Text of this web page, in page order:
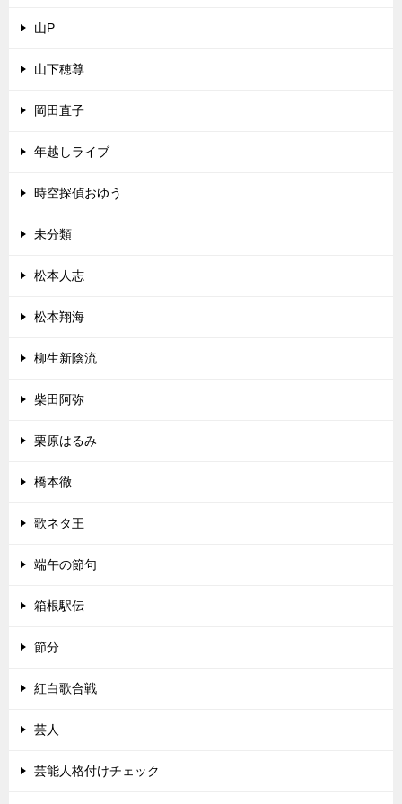
山P
山下穂尊
岡田直子
年越しライブ
時空探偵おゆう
未分類
松本人志
松本翔海
柳生新陰流
柴田阿弥
栗原はるみ
橋本徹
歌ネタ王
端午の節句
箱根駅伝
節分
紅白歌合戦
芸人
芸能人格付けチェック